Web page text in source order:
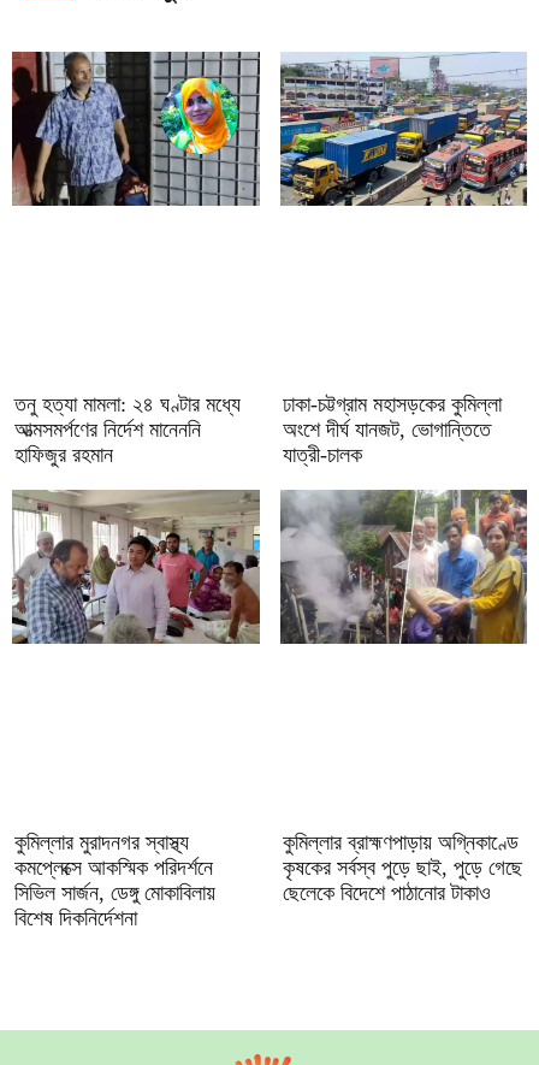
তনু হত্যা মামলা: ২৪ ঘণ্টার মধ্যে
আত্মসমর্পণের নির্দেশ মানেননি
হাফিজুর রহমান
ঢাকা-চট্টগ্রাম মহাসড়কের কুমিল্লা
অংশে দীর্ঘ যানজট, ভোগান্তিতে
যাত্রী-চালক
কুমিল্লার মুরাদনগর স্বাস্থ্য
কমপ্লেক্সে আকস্মিক পরিদর্শনে
সিভিল সার্জন, ডেঙ্গু মোকাবিলায়
বিশেষ দিকনির্দেশনা
কুমিল্লার ব্রাহ্মণপাড়ায় অগ্নিকাণ্ডে
কৃষকের সর্বস্ব পুড়ে ছাই, পুড়ে গেছে
ছেলেকে বিদেশে পাঠানোর টাকাও